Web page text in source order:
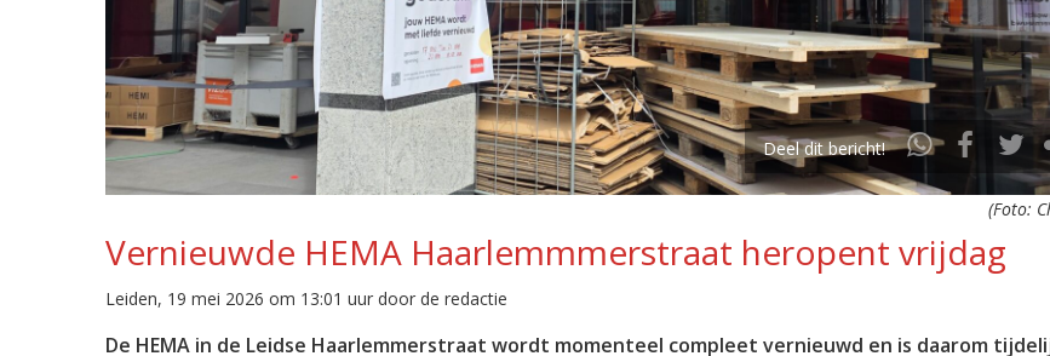
Deel dit bericht!
(Foto:
Vernieuwde HEMA Haarlemmmerstraat heropent vrijdag
Leiden, 19 mei 2026 om 13:01 uur door de redactie
De HEMA in de Leidse Haarlemmerstraat wordt momenteel compleet vernieuwd en is daarom